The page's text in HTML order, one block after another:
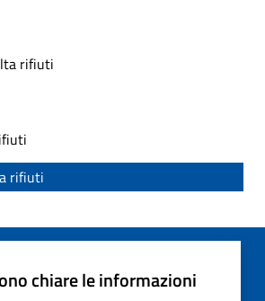
rifiuti
rifiuti
chiare le informazioni